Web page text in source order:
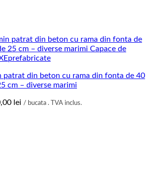
patrat din beton cu rama din fonta de 40
cm – diverse marimi
lei Interval
/ bucata . TVA inclus.